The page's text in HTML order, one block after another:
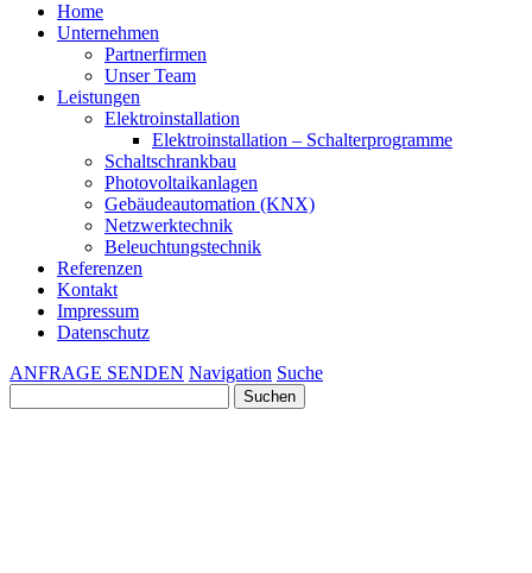
Home
Unternehmen
Partnerfirmen
Unser Team
Leistungen
Elektroinstallation
Elektroinstallation – Schalterprogramme
Schaltschrankbau
Photovoltaikanlagen
Gebäudeautomation (KNX)
Netzwerktechnik
Beleuchtungstechnik
Referenzen
Kontakt
Impressum
Datenschutz
ANFRAGE SENDEN Navigation Suche
nach: